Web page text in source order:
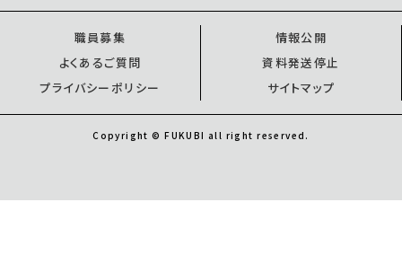
職員募集
情報公開
よくあるご質問
資料発送停止
プライバシーポリシー
サイトマップ
Copyright © FUKUBI all right reserved.